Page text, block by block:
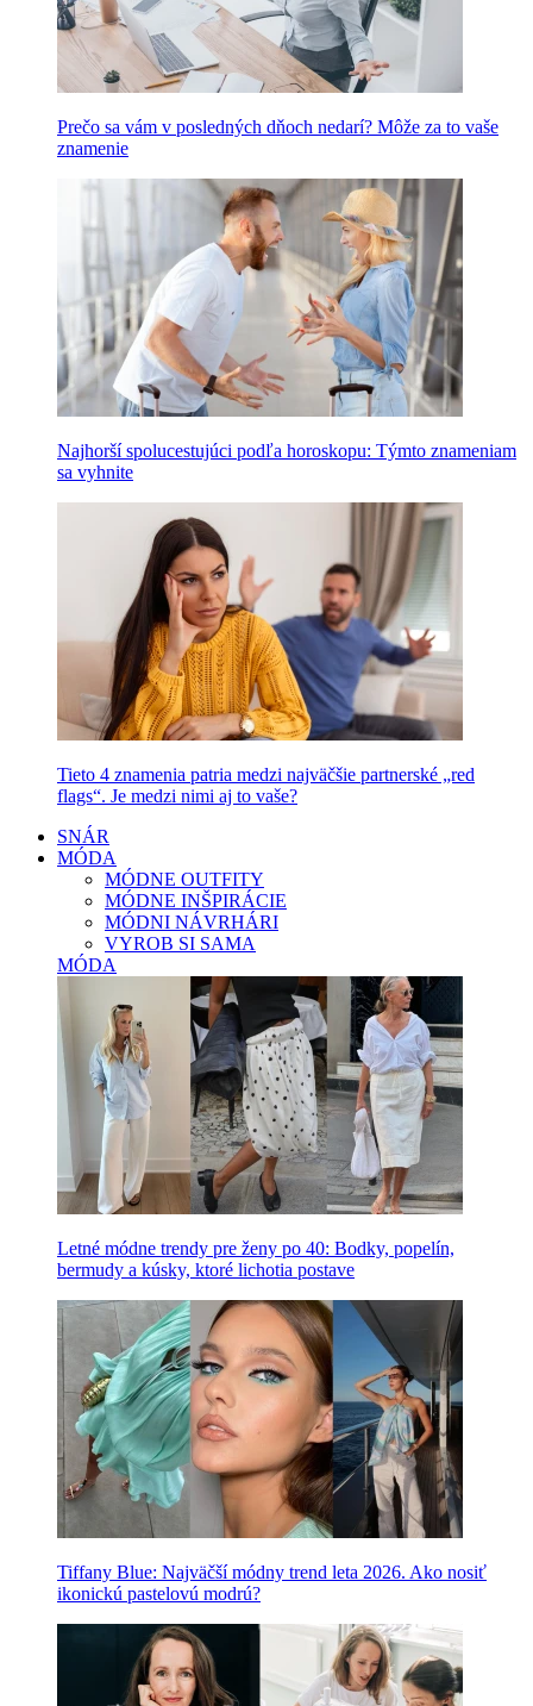
Prečo sa vám v posledných dňoch nedarí? Môže za to vaše
znamenie
Najhorší spolucestujúci podľa horoskopu: Týmto znameniam
sa vyhnite
Tieto 4 znamenia patria medzi najväčšie partnerské „red
flags“. Je medzi nimi aj to vaše?
SNÁR
MÓDA
MÓDNE OUTFITY
MÓDNE INŠPIRÁCIE
MÓDNI NÁVRHÁRI
VYROB SI SAMA
MÓDA
Letné módne trendy pre ženy po 40: Bodky, popelín,
bermudy a kúsky, ktoré lichotia postave
Tiffany Blue: Najväčší módny trend leta 2026. Ako nosiť
ikonickú pastelovú modrú?